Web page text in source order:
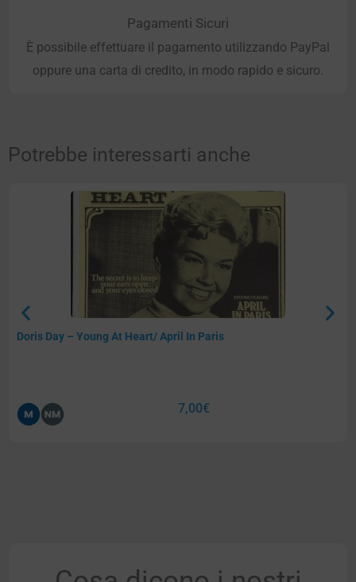
Pagamenti Sicuri
È possibile effettuare il pagamento utilizzando PayPal
oppure una carta di credito, in modo rapido e sicuro.
Potrebbe interessarti anche
Doris Day – Young At Heart/ April In Paris
7,00€